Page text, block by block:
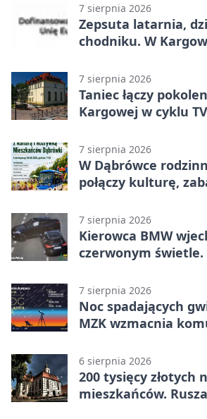
7 sierpnia 2026
Zepsuta latarnia,
chodniku. W
7 sierpnia 2026
Taniec łączy
Kargowej w cyklu
7 sierpnia 2026
W Dąbrówce
połączy kulturę,
7 sierpnia 2026
Kierowca BMW
czerwonym świetle.
7 sierpnia 2026
Noc spadających
MZK wzmacnia
6 sierpnia 2026
200 tysięcy złotych
mieszkańców.